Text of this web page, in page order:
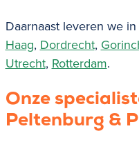
Daarnaast leveren we
Haag, Dordrecht,
Utrecht, Rotterdam.
Onze
Peltenburg &